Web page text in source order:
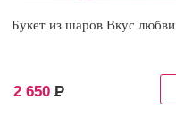
Букет из шаров Вкус любви
2 650 Р